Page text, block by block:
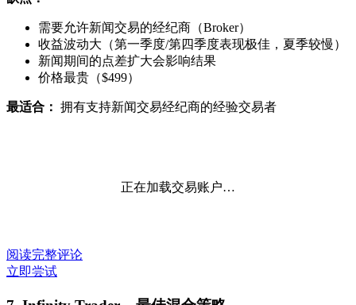
需要允许新闻交易的经纪商（Broker）
收益波动大（第一季度/第四季度表现极佳，夏季较慢）
新闻期间的点差扩大会影响结果
价格最贵（$499）
最适合： 拥有支持新闻交易经纪商的经验交易者
正在加载交易账户…
阅读完整评论
立即尝试